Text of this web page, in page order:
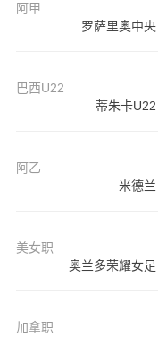
阿甲
罗萨里奥中央
巴西U22
蒂朱卡U22
阿乙
米德兰
美女职
奥兰多荣耀女足
加拿职